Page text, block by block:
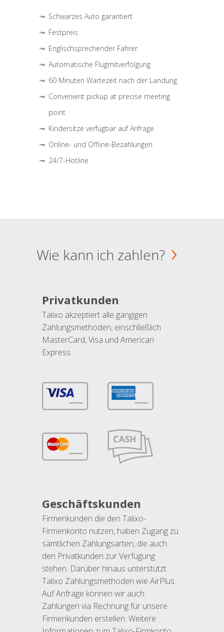
Schwarzes Auto garantiert
Festpreis
Englischsprechender Fahrer
Automatische Flugmitverfolgung
60 Minuten Wartezeit nach der Landung
Convenient pickup at precise meeting
point
Kindersitze verfügbar auf Anfrage
Online- und Offline-Bezahlungen
24/7-Hotline
Wie kann ich zahlen?
Privatkunden
Talixo akzeptiert alle gängigen
Zahlungsmethoden, einschließlich
MasterCard, Visa und American
Express.
Geschäftskunden
Firmenkunden die den Talixo-
Firmenkonto nutzen, haben Zugang zu
sämtlichen Zahlungsarten, die auch
den Privatkunden zur Verfügung
stehen. Darüber hinaus unterstützt
Talixo Zahlungsmethoden wie AirPlus.
Auf Anfrage können wir auch
Zahlungen via Rechnung für unsere
Firmenkunden erstellen. Weitere